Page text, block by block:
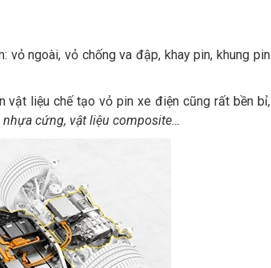
ngoài, vỏ chống va đập, khay pin, khung pin
vật liệu chế tạo vỏ pin xe điện cũng rất bền bỉ,
cứng, vật liệu composite…